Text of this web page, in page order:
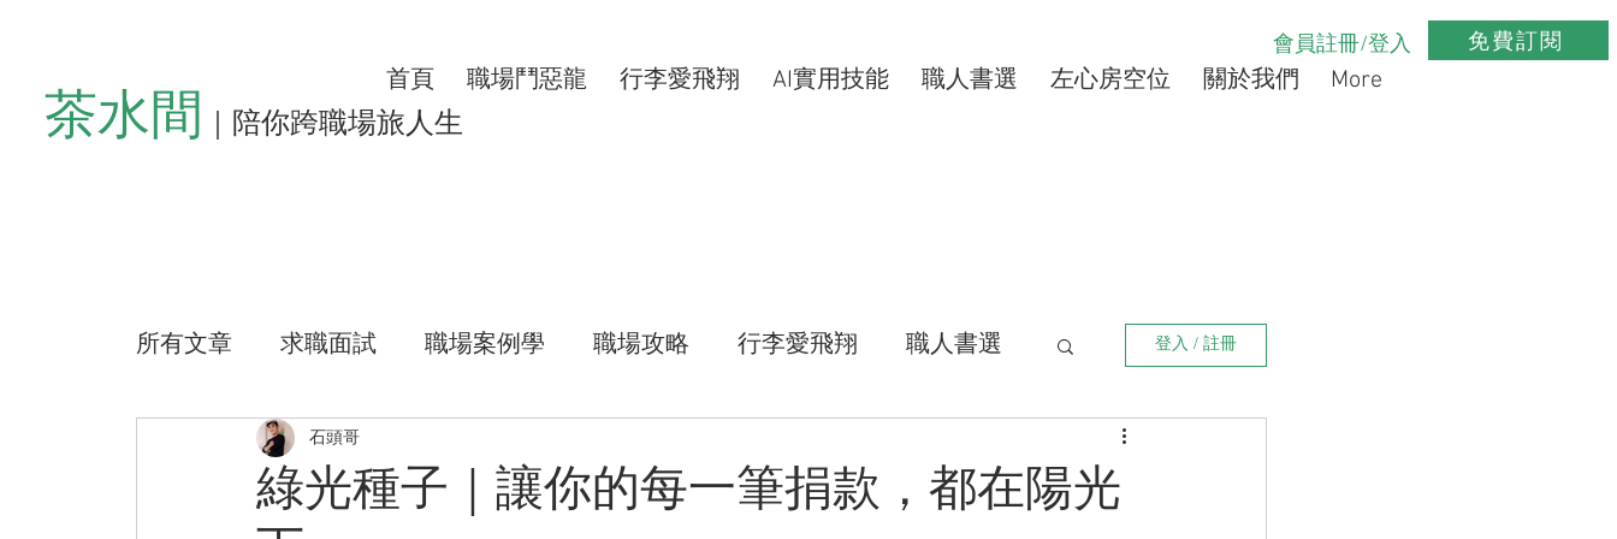
茶水間 ｜陪你跨職場旅人生
會員註冊/登入 免費訂閱
首頁 職場鬥惡龍 行李愛飛翔 AI實用技能 職人書選 左心房空位 關於我們 More
所有文章 求職面試 職場案例學 職場攻略 行李愛飛翔 職人書選
懶人沙發 左心房空位
登入 / 註冊
綠光種子｜讓你的每一筆捐款，都在陽光
石頭哥